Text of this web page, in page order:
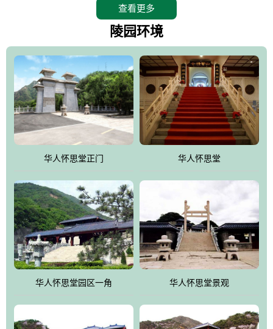
怀思堂辖区面积15万平方米，整体建筑面积5．8万平方米。主体建
筑有：怀思堂豪华墓室、礼祭大厅、随缘阁、百家姓觅宗长廊等。
仲、无字碑、香灯等。典型的仿秦、汉建筑风格。蓝色的琉璃瓦屋
顶，朱砂红的门、窗、柱、墙，汉白玉雕刻的雄狮、华表，花岗岩
铺成的路面和台阶，洒落其间的花卉、松柏与万里长城浑然一体、
气势宏伟、古朴端庄、别具一格。怀思堂大殿入口两侧是用蜡染技
术描绘的抽象派创意绘画，大环境中的长城文化与炎黄始祖，小环
境的绘画中的河流、山川、彩云、明月，意喻着往生者与长城同
伴，与祖宗同眠，他（她）们的思想与品德与山河同在，与日月同
辉。
怀思堂作为豪华室内骨灰存放处，将干支纪年、五行相生相克、天
人合一、太极八卦、生辰八字及生肖等有机结合到历史文化中。一
厅七千个福位分十二小区，按十二地支命名。客户选位，可依据生
肖、八字、时辰亦可参考地理方位、职业、兴趣爱好等等。堂中是
地宫陵寝式的，入口楹联选材于著名田园诗人陶渊明"亲戚或余悲，
他人亦已歌，死后何所道，托体同山阿"中的后两句。反应了回归大
雀，后玄武"的四大吉祥物铜雕挂件。
查看更多
陵园环境
华人怀思堂正门 华人怀思堂
华人怀思堂园区一角 华人怀思堂景观